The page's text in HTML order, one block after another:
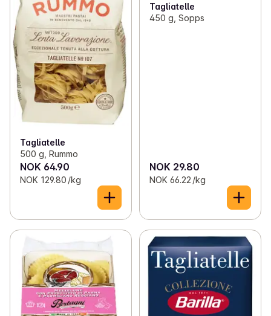
Tagliatelle
500 g, Rummo
NOK 64.90
NOK 129.80 /kg
Tagliatelle
450 g, Sopps
NOK 29.80
NOK 66.22 /kg